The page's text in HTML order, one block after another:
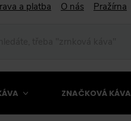
a platba O nás Pražírna
ZNAČKOVÁ KÁVA